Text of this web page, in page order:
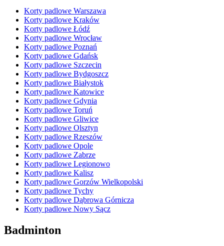
Korty padlowe Warszawa
Korty padlowe Kraków
Korty padlowe Łódź
Korty padlowe Wrocław
Korty padlowe Poznań
Korty padlowe Gdańsk
Korty padlowe Szczecin
Korty padlowe Bydgoszcz
Korty padlowe Białystok
Korty padlowe Katowice
Korty padlowe Gdynia
Korty padlowe Toruń
Korty padlowe Gliwice
Korty padlowe Olsztyn
Korty padlowe Rzeszów
Korty padlowe Opole
Korty padlowe Zabrze
Korty padlowe Legionowo
Korty padlowe Kalisz
Korty padlowe Gorzów Wielkopolski
Korty padlowe Tychy
Korty padlowe Dąbrowa Górnicza
Korty padlowe Nowy Sącz
Badminton